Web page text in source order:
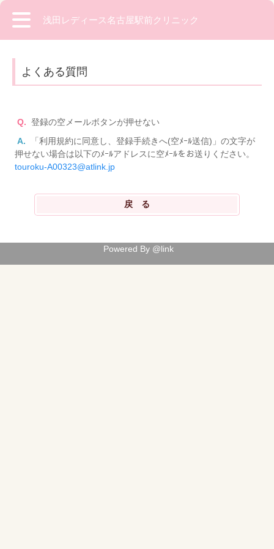
浅田レディース名古屋駅前クリニック
よくある質問
Q. 登録の空メールボタンが押せない
A.
「利用規約に同意し、登録手続きへ(空ﾒｰﾙ送信)」の文字が
押せない場合は以下のﾒｰﾙアドレスに空ﾒｰﾙをお送りください。
touroku-A00323@atlink.jp
Powered By @link